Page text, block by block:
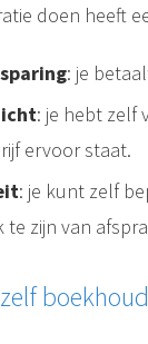
doen heeft
: je
: je hebt zelf
ervoor staat.
: je kunt zelf
te zijn van